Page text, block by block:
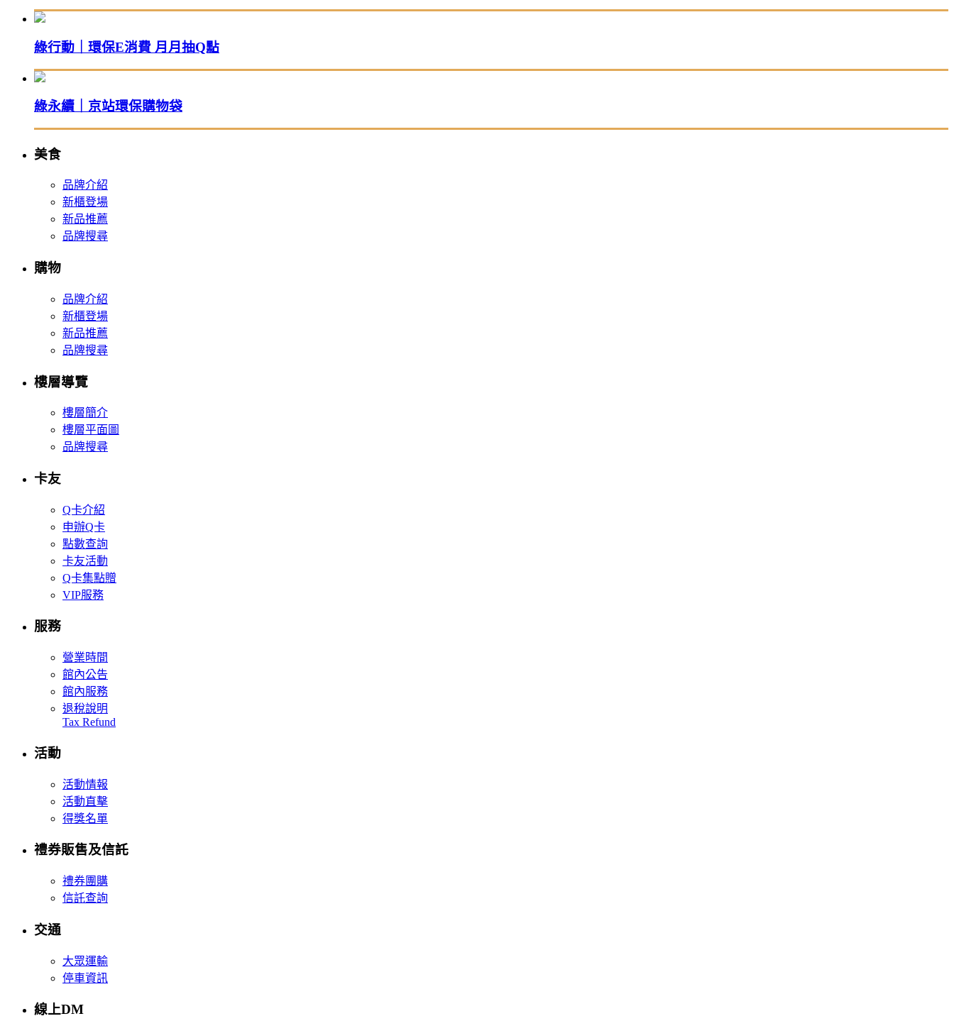
綠行動｜環保E消費 月月抽Q點
綠永續｜京站環保購物袋
美食
品牌介紹
新櫃登場
新品推薦
品牌搜尋
購物
品牌介紹
新櫃登場
新品推薦
品牌搜尋
樓層導覽
樓層簡介
樓層平面圖
品牌搜尋
卡友
Q卡介紹
申辦Q卡
點數查詢
卡友活動
Q卡集點贈
VIP服務
服務
營業時間
館內公告
館內服務
退稅說明
Tax Refund
活動
活動情報
活動直擊
得獎名單
禮券販售及信託
禮券團購
信託查詢
交通
大眾運輸
停車資訊
線上DM